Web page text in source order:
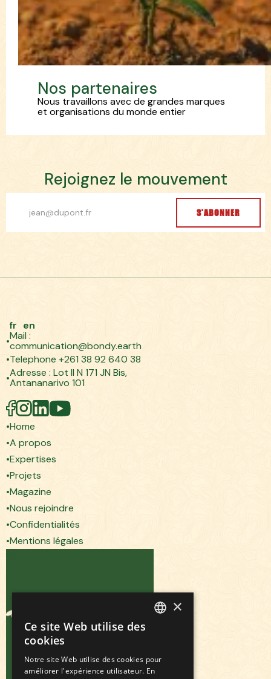
Nos partenaires
Nous travaillons avec de grandes marques
et organisations du monde entier
Rejoignez le mouvement
S'ABONNER
fr en
Mail :
communication@bondy.earth
Telephone +261 38 92 640 38
Adresse : Lot II N 171 JN Bis,
Antananarivo 101
Home
A propos
Expertises
Projets
Magazine
Nous rejoindre
Confidentialités
Mentions légales
×
Ce site Web utilise des
cookies
Notre site Web utilise des cookies pour
améliorer l'expérience utilisateur. En